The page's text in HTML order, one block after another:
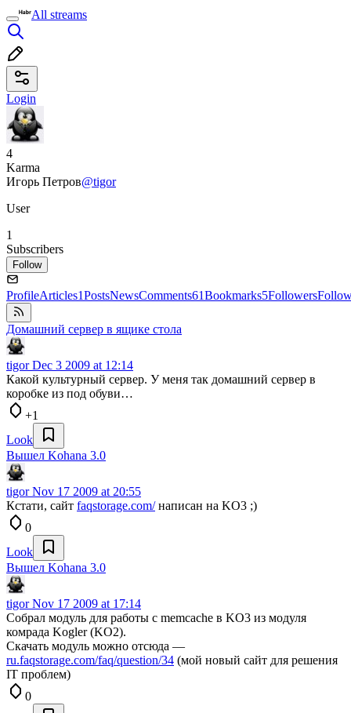
All streams
Login
4
Karma
Игорь Петров@tigor
User
1
Subscribers
Follow
ProfileArticles1PostsNewsComments61Bookmarks5Followers
Домашний сервер в ящике стола
tigorDec 3 2009 at 12:14
Какой культурный сервер. У меня так домашний сервер в
коробке из под обуви…
+1
Look
Вышел Kohana 3.0
tigorNov 17 2009 at 20:55
Кстати, сайт faqstorage.com/написан на KO3 ;)
0
Look
Вышел Kohana 3.0
tigorNov 17 2009 at 17:14
Собрал модуль для работы с memcache в KO3 из модуля
комрада Kogler (KO2).
Скачать модуль можно отсюда —
ru.faqstorage.com/faq/question/34 (мой новый сайт для решения
IT проблем)
0